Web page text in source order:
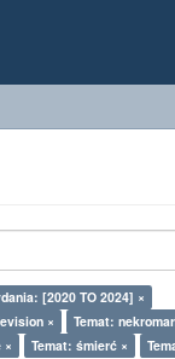
[2020 TO 2024] ×
×
Temat:
× Temat: śmierć ×